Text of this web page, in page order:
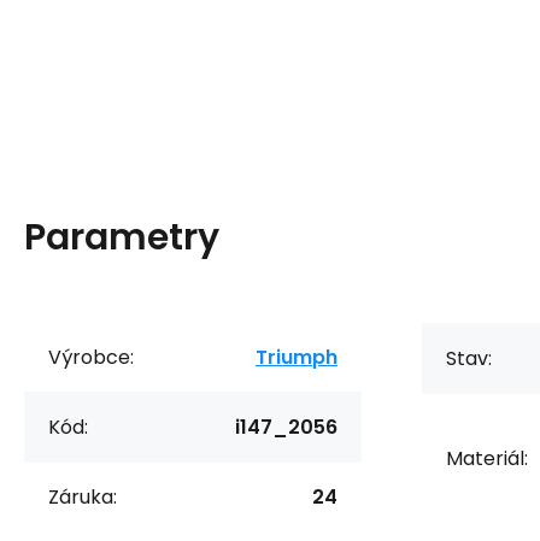
Parametry
Výrobce: Triumph
Kód: i147_2056
Záruka: 24
Stav:
Materiál: